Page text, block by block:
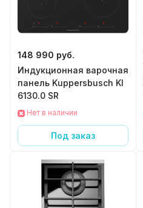
148 990 руб.
Индукционная варочная
панель Kuppersbusch KI
6130.0 SR
Нет в наличии
Под заказ